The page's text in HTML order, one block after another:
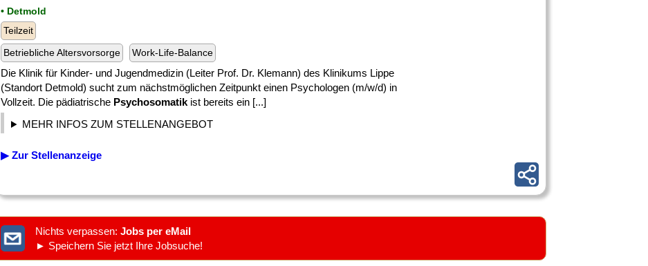
• Detmold
Teilzeit
Betriebliche Altersvorsorge
Work-Life-Balance
Die Klinik für Kinder- und Jugendmedizin (Leiter Prof. Dr. Klemann) des Klinikums Lippe
(Standort Detmold) sucht zum nächstmöglichen Zeitpunkt einen Psychologen (m/w/d) in
Vollzeit. Die pädiatrische Psychosomatik ist bereits ein [...]
MEHR INFOS ZUM STELLENANGEBOT
▶ Zur Stellenanzeige
Nichts verpassen: Jobs per eMail
► Speichern Sie jetzt Ihre Jobsuche!